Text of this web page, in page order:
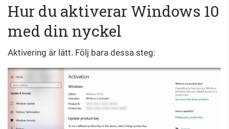
Hur du aktiverar Windows 10
med din nyckel
Aktivering är lätt. Följ bara dessa steg: